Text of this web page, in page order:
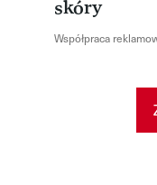
skóry
Współpraca